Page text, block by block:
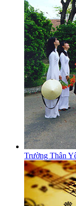
Trường Thân